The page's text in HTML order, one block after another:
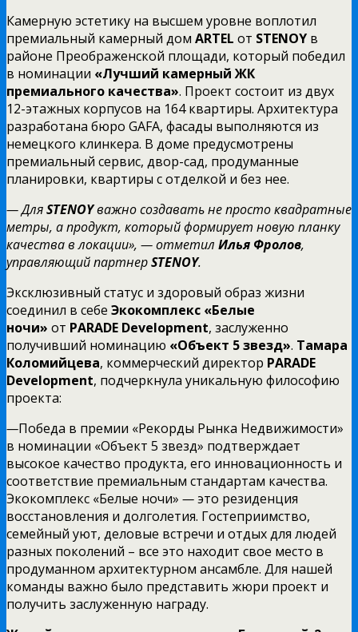
Камерную эстетику на высшем уровне воплотил
премиальный камерный дом ARTEL от STENOY в
районе Преображенской площади, который победил
в номинации «Лучший камерный ЖК
премиального качества». Проект состоит из двух
12-этажных корпусов на 164 квартиры. Архитектура
разработана бюро GAFA, фасады выполняются из
немецкого клинкера. В доме предусмотрены
премиальный сервис, двор-сад, продуманные
планировки, квартиры с отделкой и без нее.
— ДляSTENOYважно создавать не просто квадратные
метры, а продукт, который формирует новую планку
качества в локации», — отметил Илья Фролов,
управляющий партнерSTENOY.
Эксклюзивный статус и здоровый образ жизни
соединил в себе Экокомплекс «Белые
ночи» от PARADE Development, заслуженно
получивший номинацию «Объект 5 звезд». Тамара
Коломийцева, коммерческий директор PARADE
Development, подчеркнула уникальную философию
проекта:
—Победа в премии «Рекорды Рынка Недвижимости»
в номинации «Объект 5 звезд» подтверждает
высокое качество продукта, его инновационность и
соответствие премиальным стандартам качества.
Экокомплекс «Белые ночи» —это резиденция
восстановления и долголетия. Гостеприимство,
семейный уют, деловые встречи и отдых для людей
разных поколений – все это находит свое место в
продуманном архитектурном ансамбле. Для нашей
команды важно было представить жюри проект и
получить заслуженную награду.